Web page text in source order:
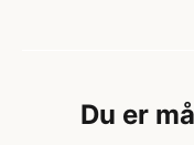
Du er